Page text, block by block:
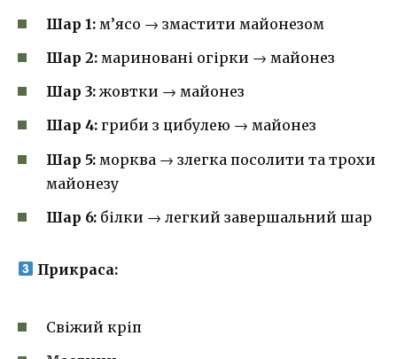
Шар 1: м’ясо → змастити майонезом
Шар 2: мариновані огірки → майонез
Шар 3:жовтки → майонез
Шар 4: гриби з цибулею → майонез
Шар 5: морква → злегка посолити та трохи
майонезу
Шар 6: білки → легкий завершальний шар
Прикраса:
Свіжий кріп